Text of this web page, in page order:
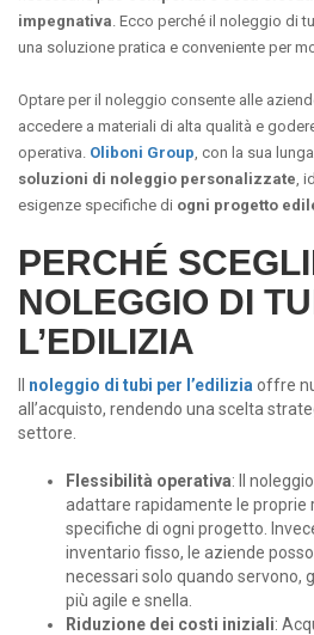
impegnativa . Ecco perché il noleggio di
una soluzione pratica e conveniente per
Optare per il noleggio consente alle
accedere a materiali di alta qualità e
operativa. Oliboni Group , con la sua
soluzioni di noleggio personalizzate ,
esigenze specifiche di ogni progetto
PERCHÉ
NOLEGGIO DI
L’EDILIZIA
noleggio di tubi per l’edilizia offre
all’acquisto, rendendo una scelta
settore.
Flessibilità operativa: Il
adattare rapidamente le proprie
specifiche di ogni progetto.
inventario fisso, le aziende
necessari solo quando servono,
più agile e snella.
Riduzione dei costi iniziali: